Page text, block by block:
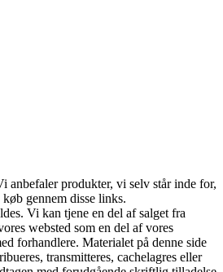
anbefaler produkter, vi selv står inde for,
gennem disse links.
Vi kan tjene en del af salget fra
websted som en del af vores
forhandlere. Materialet på denne side
transmitteres, cachelagres eller